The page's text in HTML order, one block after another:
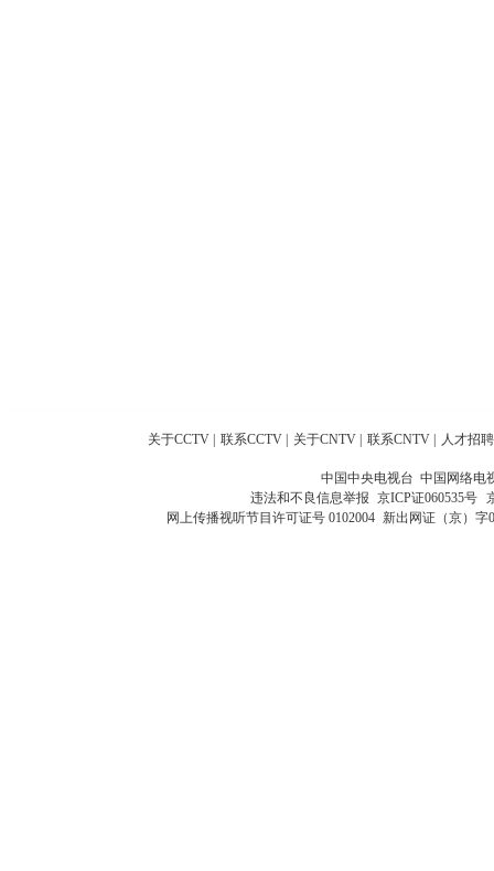
关于CCTV 联系CCTV 关于CNTV 联系CNTV 人才招聘
中国中央电视台 中国网络电
违法和不良信息举报 京ICP证060535号
网上传播视听节目许可证号 0102004 新出网证（京）